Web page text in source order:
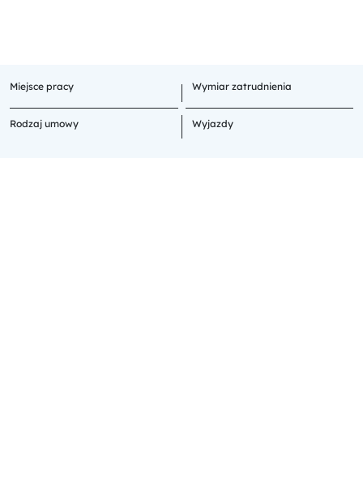
Miejsce pracy Wymiar zatrudnienia
Rodzaj umowy Wyjazdy